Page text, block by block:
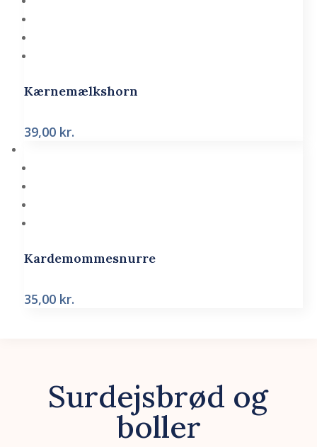
Kærnemælkshorn
39,00 kr.
Kardemommesnurre
35,00 kr.
Surdejsbrød og
boller